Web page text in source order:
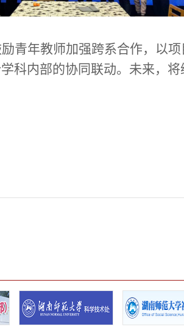
青年教师加强跨系合作，以
科内部的协同联动。 未来，将